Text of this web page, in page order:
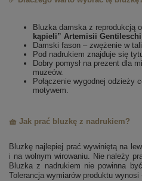
Bluzka damska z reprodukcją
kąpieli” Artemisii Gentileschi
Damski fason – zwężenie w
Pod nadrukiem znajduje się
Dobry pomysł na prezent dla
muzeów.
Połączenie wygodnej odzieży
motywem.
🧺 Jak prać bluzkę z nadrukiem?
Bluzkę najlepiej prać wywiniętą na
i na wolnym wirowaniu. Nie należy
Bluzka z nadrukiem nie powinna
Tolerancja wymiarów produktu wynosi